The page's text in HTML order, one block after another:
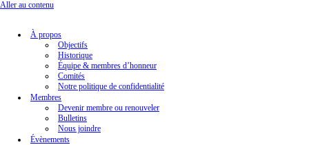
Aller au contenu
À propos
Objectifs
Historique
Équipe & membres d’honneur
Comités
Notre politique de confidentialité
Membres
Devenir membre ou renouveler
Bulletins
Nous joindre
Évènements